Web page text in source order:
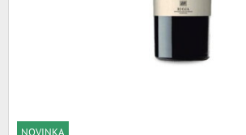
NOVINKA